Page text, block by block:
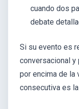
cuando dos
debate
Si su evento es
conversacional
por encima de la
consecutiva es